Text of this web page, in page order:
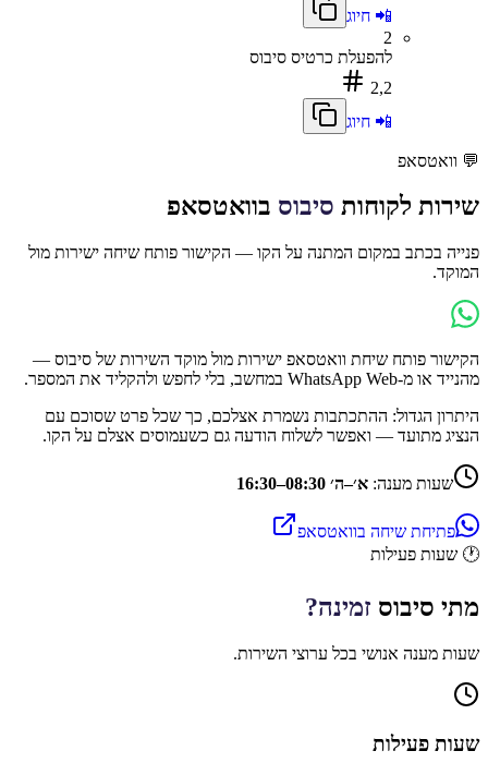
📲 חיוג
2
להפעלת כרטיס סיבוס
2,2
📲 חיוג
💬 וואטסאפ
שירות לקוחות סיבוס בוואטסאפ
פנייה בכתב במקום המתנה על הקו — הקישור פותח שיחה ישירות מול
המוקד.
הקישור פותח שיחת וואטסאפ ישירות מול מוקד השירות של סיבוס —
מהנייד או מ-WhatsApp Web במחשב, בלי לחפש ולהקליד את המספר.
היתרון הגדול: ההתכתבות נשמרת אצלכם, כך שכל פרט שסוכם עם
הנציג מתועד — ואפשר לשלוח הודעה גם כשעמוסים אצלם על הקו.
שעות מענה: א׳–ה׳ 08:30–16:30
פתיחת שיחה בוואטסאפ
🕐 שעות פעילות
מתי סיבוס זמינה?
שעות מענה אנושי בכל ערוצי השירות.
שעות פעילות